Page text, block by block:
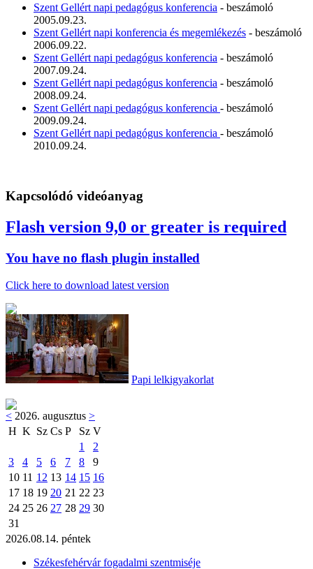
Szent Gellért napi pedagógus konferencia - beszámoló
2005.09.23.
Szent Gellért napi konferencia és megemlékezés - beszámoló
2006.09.22.
Szent Gellért napi pedagógus konferencia - beszámoló
2007.09.24.
Szent Gellért napi pedagógus konferencia - beszámoló
2008.09.24.
Szent Gellért napi pedagógus konferencia - beszámoló
2009.09.24.
Szent Gellért napi pedagógus konferencia - beszámoló
2010.09.24.
Kapcsolódó videóanyag
Flash version 9,0 or greater is required
You have no flash plugin installed
Click here to download latest version
Papi lelkigyakorlat
< 2026. augusztus >
H K Sz Cs P Sz V
1
2
3
4 5 6 7 8
9
10 11 12 13 14 15 16
17 18 19 20 21 22 23
24 25 26 27 28 29 30
31
2026.08.14. péntek
Székesfehérvár fogadalmi szentmiséje